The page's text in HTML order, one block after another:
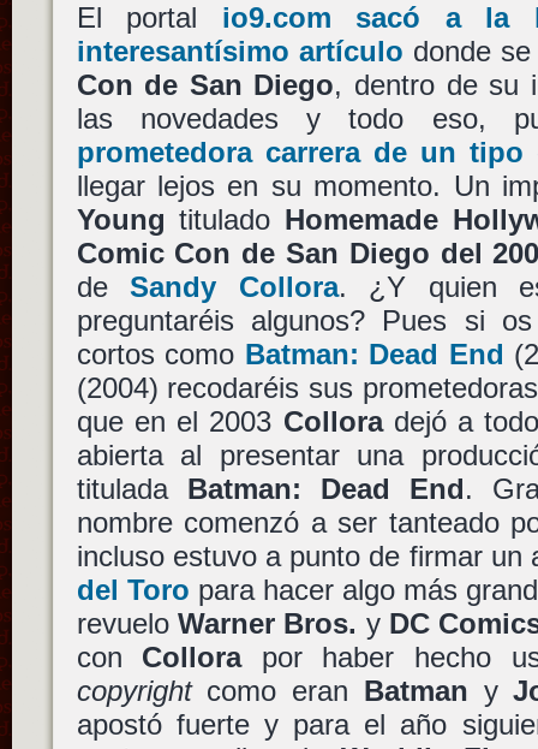
El portal io9.com sacó a
interesantísimo artículo donde
Con de San Diego, dentro de su
las novedades y todo eso,
prometedora carrera de un
llegar lejos en su momento. Un
Young titulado Homemade
Comic Con de San Diego del
deSandy Collora. ¿Y quien
preguntaréis algunos? Pues si
cortos como Batman: Dead End
(2004) recodaréis sus
que en el 2003 Colloradejó a
abierta al presentar una
titulada Batman: Dead End.
nombre comenzó a ser tanteado
incluso estuvo a punto de firmar
del Toro para hacer algo más
revuelo Warner Bros. y DC
con Collorapor haber hecho
copyrightcomo eran Batman y
apostó fuerte y para el año